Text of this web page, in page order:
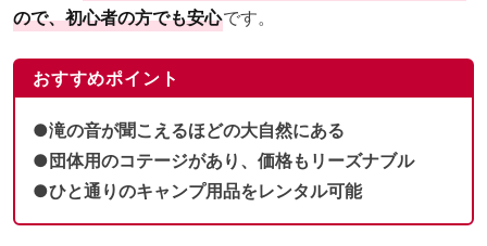
ので、初心者の方でも安心です。
おすすめポイント
●滝の音が聞こえるほどの大自然にある
●団体用のコテージがあり、価格もリーズナブル
●ひと通りのキャンプ用品をレンタル可能